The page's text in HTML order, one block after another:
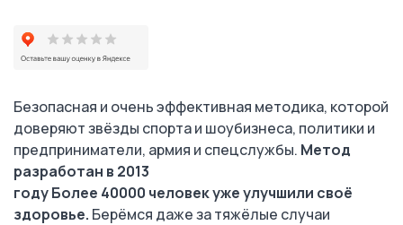
Безопасная и очень эффективная методика, которой
доверяют звёзды спорта и шоубизнеса, политики и
предприниматели, армия и спецслужбы. Метод
разработан в 2013
году Более 40000 человек уже улучшили своё
здоровье. Берёмся даже за тяжёлые случаи